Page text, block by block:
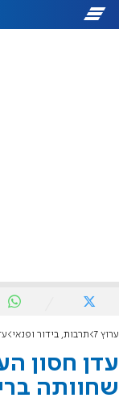
ערוץ 7 תרבות, בידור ופנאי
עדן חסון
שחוותה